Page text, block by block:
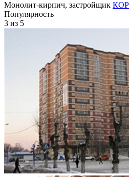
Монолит-кирпич, застройщик
Популярность
3 из 5